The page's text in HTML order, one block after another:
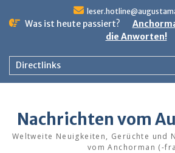
Was ist heute passiert?
die Anworten!
Directlinks
Nachrichten vom
Weltweite Neuigkeiten, Gerüchte und
vom Anchorman (-